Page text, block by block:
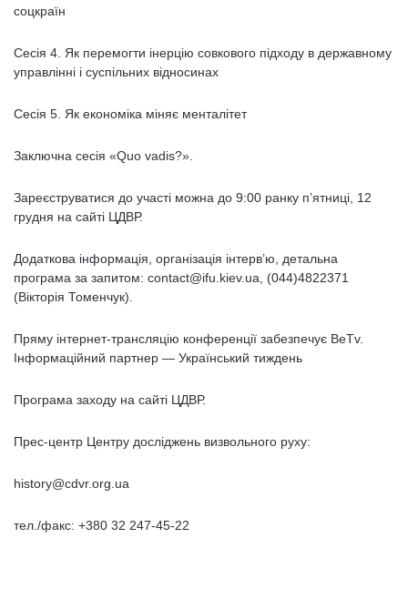
соцкраїн
Сесія 4. Як перемогти інерцію совкового підходу в державному
управлінні і суспільних відносинах
Сесія 5. Як економіка міняє менталітет
Заключна сесія «Quo vadis?».
Зареєструватися до участі можна до 9:00 ранку п’ятниці, 12
грудня на сайті ЦДВР.
Додаткова інформація, організація інтерв’ю, детальна
програма за запитом: contact@ifu.kiev.ua, (044)4822371
(Вікторія Томенчук).
Пряму інтернет-трансляцію конференції забезпечує BeTv.
Інформаційний партнер — Український тиждень
Програма заходу на сайті ЦДВР.
Прес-центр Центру досліджень визвольного руху:
history@cdvr.org.ua
тел./факс: +380 32 247-45-22